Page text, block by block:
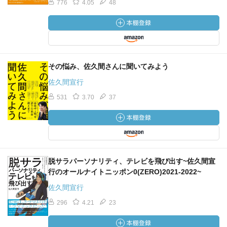
776 4.05 48
その悩み、佐久間さんに聞いてみよう
佐久間宣行
531 3.70 37
脱サラパーソナリティ、テレビを飛び出す~佐久間宣
行のオールナイトニッポン0(ZERO)2021-2022~
佐久間宣行
296 4.21 23